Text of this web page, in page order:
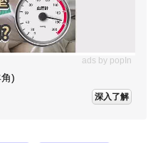
ads by popIn
)
深入了解